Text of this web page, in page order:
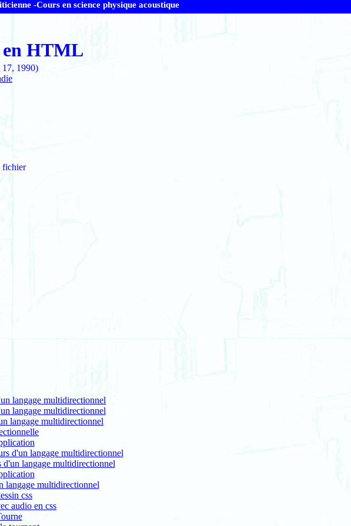
-Cours en science physique acoustique
en HTML
17, 1990)
fichier
langage multidirectionnel
langage multidirectionnel
langage multidirectionnel
d'un langage multidirectionnel
langage multidirectionnel
langage multidirectionnel
css
audio en css